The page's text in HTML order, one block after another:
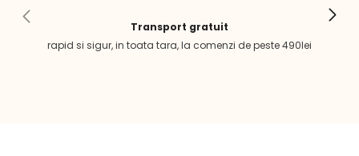
Transport gratuit
rapid si sigur, in toata tara, la comenzi de peste 490lei